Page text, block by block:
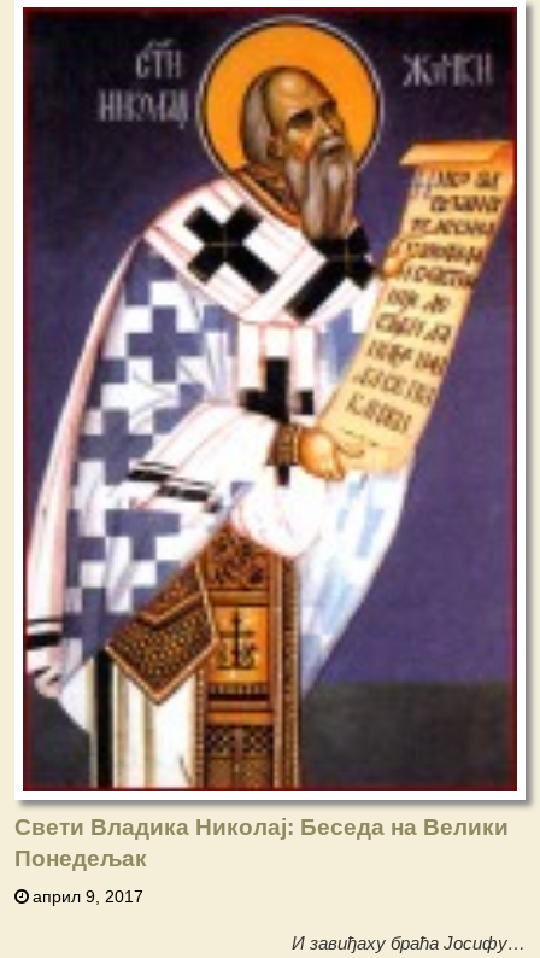
Свети Владика Николај: Беседа на Велики
Понедељак
април 9, 2017
И завиђаху браћа Јосифу…